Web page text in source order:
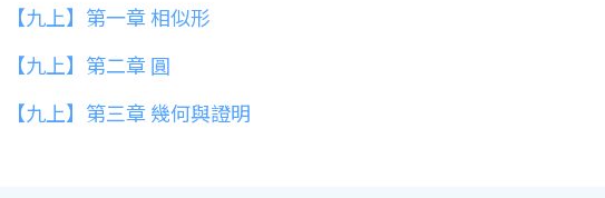
【九上】第一章 相似形
【九上】第二章 圓
【九上】第三章 幾何與證明